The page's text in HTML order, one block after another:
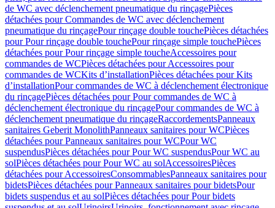
de WC avec déclenchement pneumatique du rinçagePièces
détachées pour Commandes de WC avec déclenchement
pneumatique du rinçagePour rinçage double touchePièces détachées
pour Pour rinçage double touchePour rinçage simple touchePièces
détachées pour Pour rinçage simple toucheAccessoires pour
commandes de WCPièces détachées pour Accessoires pour
commandes de WCKits d’installationPièces détachées pour Kits
d’installationPour commandes de WC à déclenchement électronique
du rinçagePièces détachées pour Pour commandes de WC à
déclenchement électronique du rinçagePour commandes de WC à
déclenchement pneumatique du rinçageRaccordementsPanneaux
sanitaires Geberit MonolithPanneaux sanitaires pour WCPièces
détachées pour Panneaux sanitaires pour WCPour WC
suspendusPièces détachées pour Pour WC suspendusPour WC au
solPièces détachées pour Pour WC au solAccessoiresPièces
détachées pour AccessoiresConsommablesPanneaux sanitaires pour
bidetsPièces détachées pour Panneaux sanitaires pour bidetsPour
bidets suspendus et au solPièces détachées pour Pour bidets